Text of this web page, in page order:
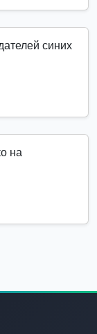
синих
на